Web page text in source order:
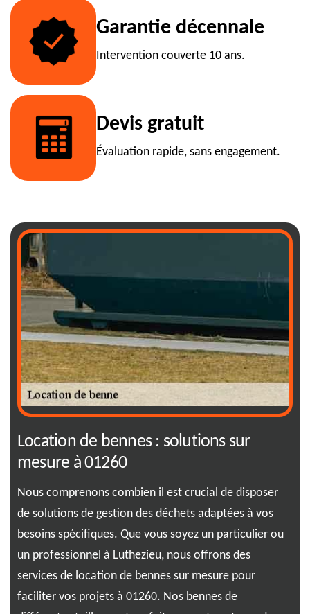
Garantie décennale
Intervention couverte 10 ans.
Devis gratuit
Évaluation rapide, sans engagement.
Location de bennes : solutions sur
mesure à 01260
Nous comprenons combien il est crucial de disposer
de solutions de gestion des déchets adaptées à vos
besoins spécifiques. Que vous soyez un particulier ou
un professionnel à Luthezieu, nous offrons des
services de location de bennes sur mesure pour
faciliter vos projets à 01260. Nos bennes de